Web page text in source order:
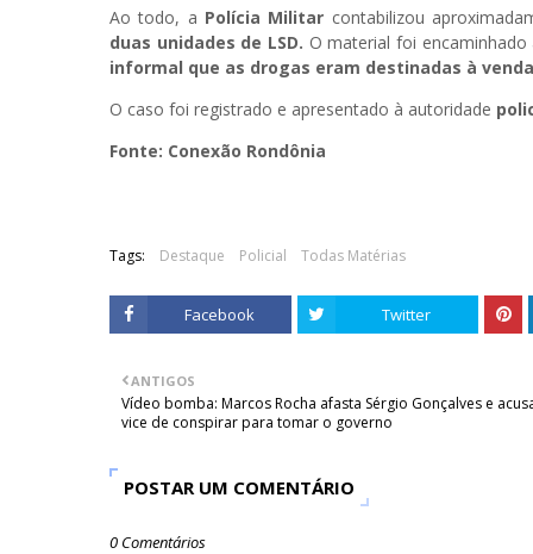
Ao todo, a Polícia Militar contabilizou
duas unidades de LSD. O material foi
informal que as drogas eram destinadas à
O caso foi registrado e apresentado à autoridade
Fonte: Conexão Rondônia
Tags: Destaque Policial Todas Matérias
Facebook Twitter
ANTIGOS
Vídeo bomba: Marcos Rocha afasta Sérgio Gonçalves e
vice de conspirar para tomar o governo
POSTAR UM COMENTÁRIO
0 Comentários